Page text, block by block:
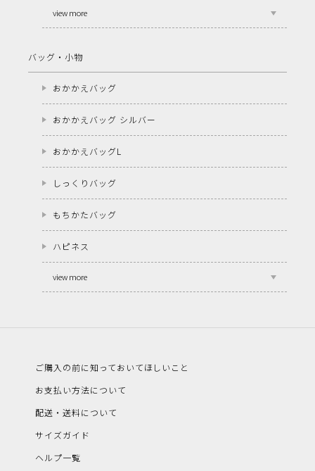
view more
バッグ・小物
おかかえバッグ
おかかえバッグ シルバー
おかかえバッグL
しっくりバッグ
もちかたバッグ
ハピネス
view more
ご購入の前に知っておいてほしいこと
お支払い方法について
配送・送料について
サイズガイド
ヘルプ一覧